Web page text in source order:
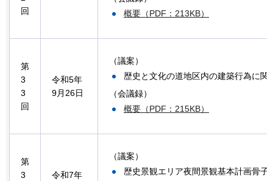
回
概要（PDF：213KB）
第
3
3
回
令和5年
9月26日
（議案）
歴史と文化の道地区内の建築行為に関
（会議録）
概要（PDF：215KB）
第
3
令和7年
（議案）
歴史景観エリア夜間景観基本計画骨子